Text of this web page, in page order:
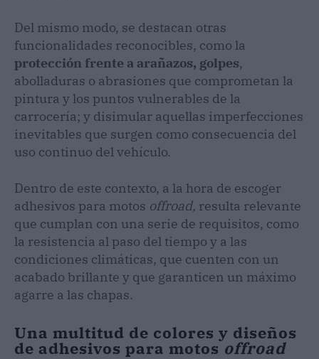
Del mismo modo, se destacan otras
funcionalidades reconocibles, como la
protección frente a arañazos, golpes,
abolladuras o abrasiones que comprometan la
pintura y los puntos vulnerables de la
carrocería; y disimular aquellas imperfecciones
inevitables que surgen como consecuencia del
uso continuo del vehículo.
Dentro de este contexto, a la hora de escoger
adhesivos para motos offroad, resulta relevante
que cumplan con una serie de requisitos, como
la resistencia al paso del tiempo y a las
condiciones climáticas, que cuenten con un
acabado brillante y que garanticen un máximo
agarre a las chapas.
Una multitud de colores y diseños
de adhesivos para motosoffroad